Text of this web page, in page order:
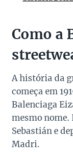
Como a
A história da
começa em
Balenciaga
mesmo nome.
Sebastián e
Madri.